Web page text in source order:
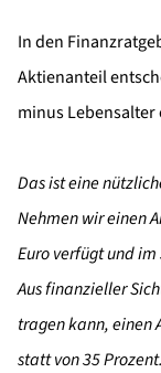
In den
Aktienanteil
minus
Das ist eine
Nehmen wir einen
Euro verfügt und
Aus finanzieller
tragen kann, einen
statt von 35